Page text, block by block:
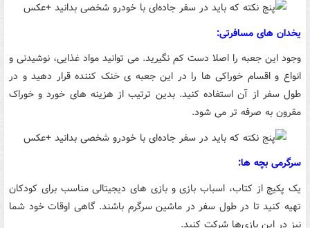
یخدان های مسافرتی:
وجود این جعبه را اصلا دست کم نگیرید. می توانید مواد غذایی، نوشیدنی و
انواع و اقسام خوراکی ها را در این جعبه ی خنک کننده قرار دهید و در
طول سفر از آن استفاده کنید. بدین ترتیب از هزینه های خورد و خوراک
مقرون به صرفه تر می شود.
سرگرمی بچه ها:
یک پکیج از کتاب، اسباب بازی و بازی های دیجیتالی مناسب برای کودکان
تهیه کنید تا در طول سفر در ماشین سرگرم باشند. گاهی اوقات خود شما
نیز در این بازی‌ها شرکت کنید.